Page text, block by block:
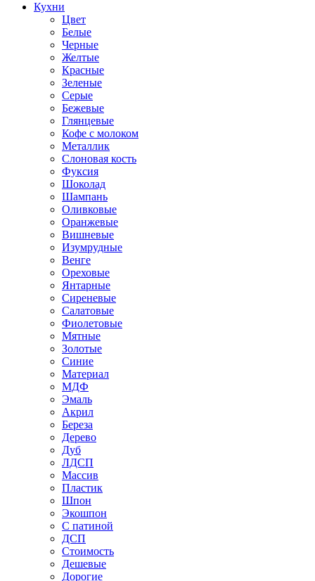
Кухни
Цвет
Белые
Черные
Желтые
Красные
Зеленые
Серые
Бежевые
Глянцевые
Кофе с молоком
Металлик
Слоновая кость
Фуксия
Шоколад
Шампань
Оливковые
Оранжевые
Вишневые
Изумрудные
Венге
Ореховые
Янтарные
Сиреневые
Салатовые
Фиолетовые
Мятные
Золотые
Синие
Материал
МДФ
Эмаль
Акрил
Береза
Дерево
Дуб
ЛДСП
Массив
Пластик
Шпон
Экошпон
С патиной
ДСП
Стоимость
Дешевые
Дорогие